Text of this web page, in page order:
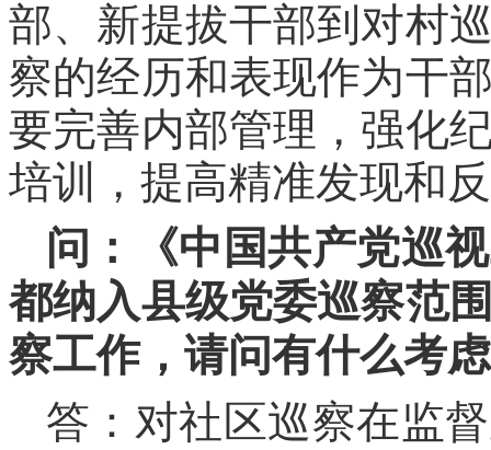
部、新提拔干部到对村
察的经历和表现作为干
要完善内部管理，强化
培训，提高精准发现和
问：《中国共产党巡
都纳入县级党委巡察范
察工作，请问有什么考
答：对社区巡察在监